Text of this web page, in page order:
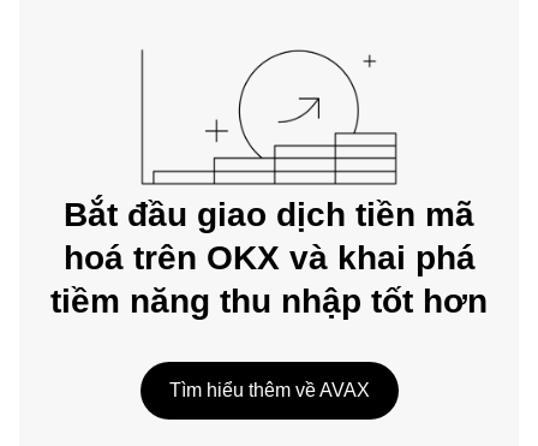
Bắt đầu giao dịch tiền mã
hoá trên OKX và khai phá
tiềm năng thu nhập tốt hơn
Tìm hiểu thêm về AVAX